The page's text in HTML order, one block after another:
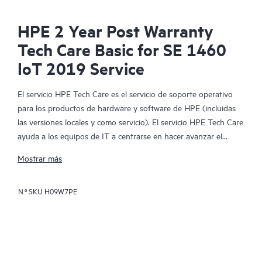
HPE 2 Year Post Warranty
Tech Care Basic for SE 1460
IoT 2019 Service
El servicio HPE Tech Care es el servicio de soporte operativo
para los productos de hardware y software de HPE (incluidas
las versiones locales y como servicio). El servicio HPE Tech Care
ayuda a los equipos de IT a centrarse en hacer avanzar el
las cosas, en lugar de tener que dedicarse tan solo a reaccionar
Mostrar más
N.º SKU H09W7PE